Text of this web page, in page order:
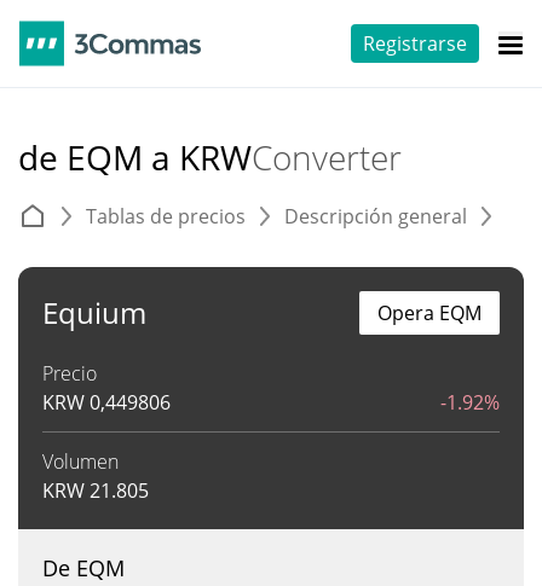
Registrarse
de EQM a KRWConverter
Tablas de precios Descripción general
Equium
Precio
KRW0,449806 -1.92%
Volumen
KRW21.805
Opera EQM
De EQM